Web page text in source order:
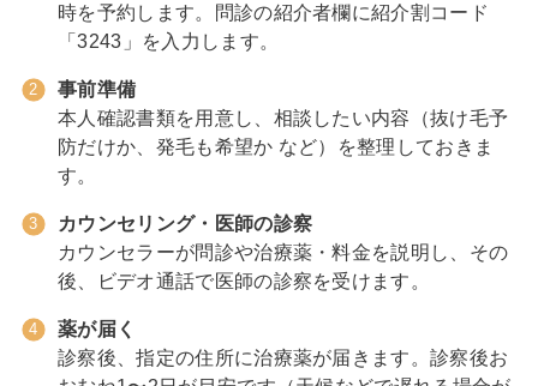
時を予約します。問診の紹介者欄に紹介割コード
「3243」を入力します。
事前準備
本人確認書類を用意し、相談したい内容（抜け毛予
防だけか、発毛も希望か など）を整理しておきま
す。
カウンセリング・医師の診察
カウンセラーが問診や治療薬・料金を説明し、その
後、ビデオ通話で医師の診察を受けます。
薬が届く
診察後、指定の住所に治療薬が届きます。診察後お